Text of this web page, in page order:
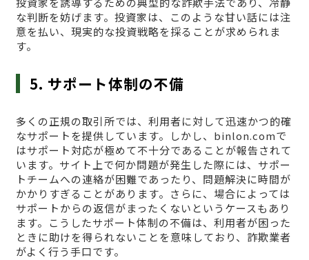
な判断を妨げます。投資家は、このような甘い話には注
意を払い、現実的な投資戦略を採ることが求められま
す。
5. サポート体制の不備
多くの正規の取引所では、利用者に対して迅速かつ的確
なサポートを提供しています。しかし、binlon.comで
はサポート対応が極めて不十分であることが報告されて
います。サイト上で何か問題が発生した際には、サポー
トチームへの連絡が困難であったり、問題解決に時間が
かかりすぎることがあります。さらに、場合によっては
サポートからの返信がまったくないというケースもあり
ます。こうしたサポート体制の不備は、利用者が困った
ときに助けを得られないことを意味しており、詐欺業者
がよく行う手口です。